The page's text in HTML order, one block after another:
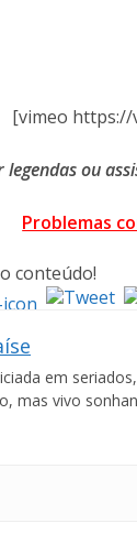
[vimeo https://
ou
Problemas
conteúdo!
em
mas vivo